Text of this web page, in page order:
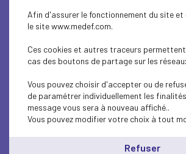
Afin d'assurer le fonctionnement du site
le site www.medef.com.
Ces cookies et autres traceurs
cas des boutons de partage sur les
Vous pouvez choisir d'accepter ou de
de paramétrer individuellement les
message vous sera à nouveau affiché..
Vous pouvez modifier votre choix à tout
Refuser